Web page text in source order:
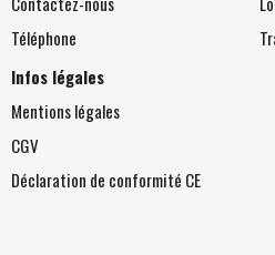
Téléphone
Infos légales
Mentions légales
CGV
Déclaration de conformité CE